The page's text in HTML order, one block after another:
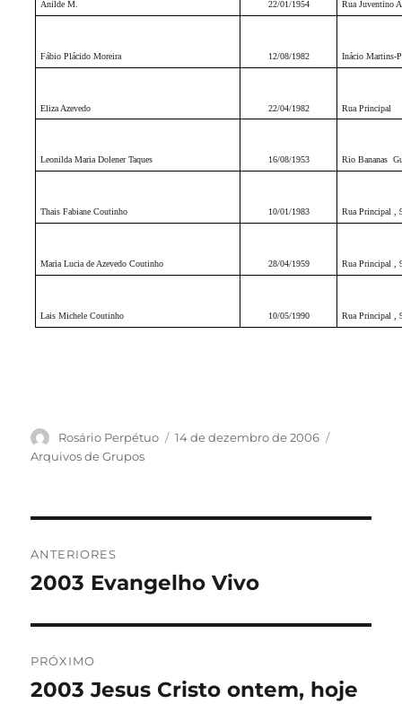
Anilde M. 22/01/1954 Rua Juventino
Fábio Plácido Moreira 12/08/1982 Inácio Martins-
Eliza Azevedo 22/04/1982 Rua Principal
Leonilda Maria Dolener Taques 16/08/1953 Rio Bananas
Thais Fabiane Coutinho 10/01/1983 Rua Principal ,
Maria Lucia de Azevedo Coutinho 28/04/1959 Rua Principal ,
Lais Michele Coutinho 10/05/1990 Rua Principal ,
Autor
Rosário Perpétuo
Publicado
14 de dezembro de 2006
Arquivos de Grupos
de
ANTERIORES
Post
2003 Evangelho Vivo
PRÓXIMO
Próximo
2003 Jesus Cristo ontem, hoje